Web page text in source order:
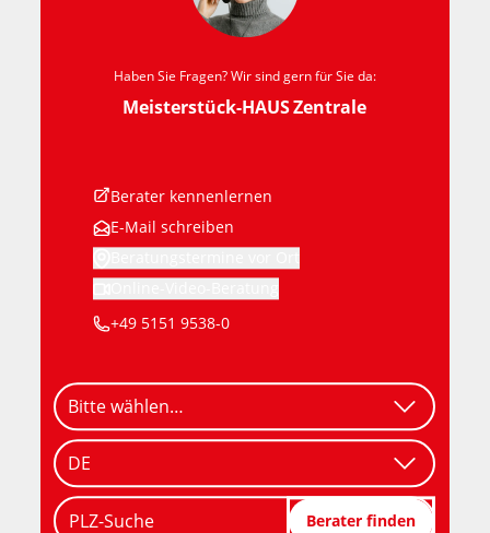
Haben Sie Fragen? Wir sind gern für Sie da:
Meisterstück-HAUSZentrale
PLZ-Suche Berater finden
Berater kennenlernen
+49 5151 9538-0
E-Mail schreiben